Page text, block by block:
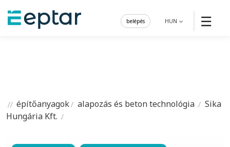
☰
HUN
belépés
építőanyagok alapozás és beton technológia
Sika
Hungária Kft.